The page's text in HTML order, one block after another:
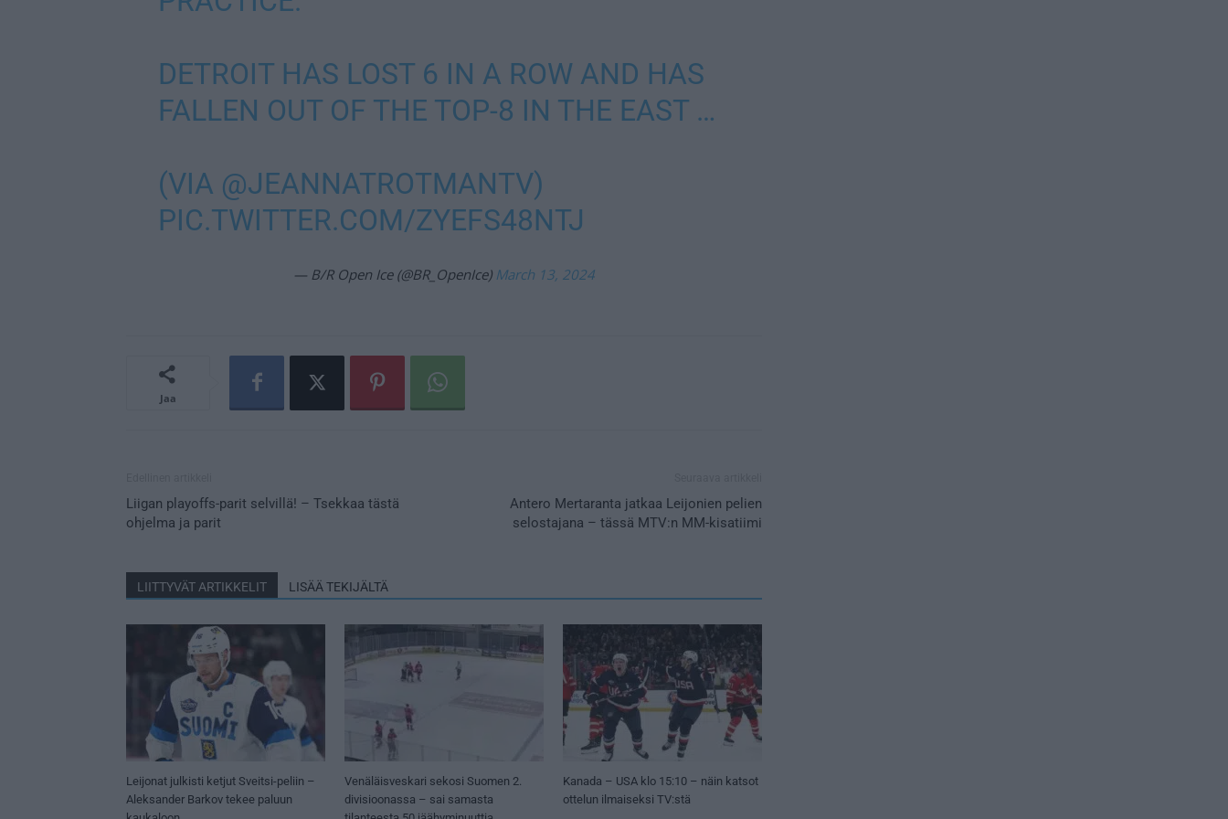
DETROIT HAS LOST 6 IN A ROW AND HAS
FALLEN OUT OF THE TOP-8 IN THE EAST …
(VIA @JEANNATROTMANTV)
PIC.TWITTER.COM/ZYEFS48NTJ
— B/R Open Ice (@BR_OpenIce) March 13, 2024
Jaa
Liigan playoffs-parit selvillä! – Tsekkaa tästä
ohjelma ja parit
Antero Mertaranta jatkaa Leijonien pelien
selostajana – tässä MTV:n MM-kisatiimi
LIITTYVÄT ARTIKKELIT LISÄÄ TEKIJÄLTÄ
Leijonat julkisti ketjut Sveitsi-peliin –
Aleksander Barkov tekee paluun
Venäläisveskari sekosi Suomen 2.
divisioonassa – sai samasta
Kanada – USA klo 15:10 – näin katsot
ottelun ilmaiseksi TV:stä